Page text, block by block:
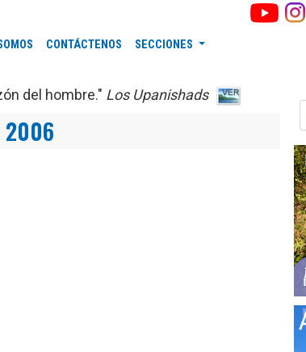
CONTÁCTENOS SECCIONES
del hombre." Los Upanishads
2006